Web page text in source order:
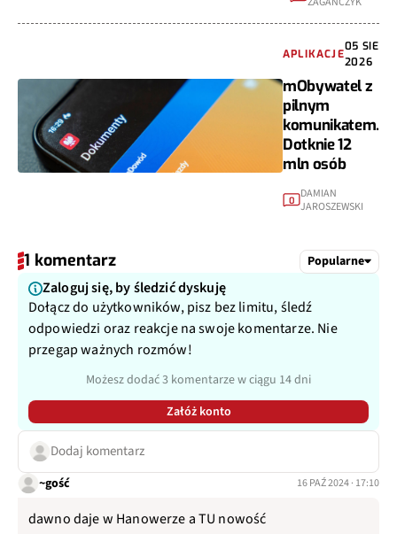
APLIKACJE
05 SIE
2026
mObywatel z
pilnym
komunikatem.
Dotknie 12
mln osób
0
DAMIAN
JAROSZEWSKI
1 komentarz Popularne
Zaloguj się, by śledzić dyskuję
Dołącz do użytkowników, pisz bez limitu, śledź
odpowiedzi oraz reakcje na swoje komentarze. Nie
przegap ważnych rozmów!
Możesz dodać 3 komentarze w ciągu 14 dni
Załóż konto
Dodaj komentarz
~gość 16 PAŹ 2024 · 17:10
dawno daje w Hanowerze a TU nowość